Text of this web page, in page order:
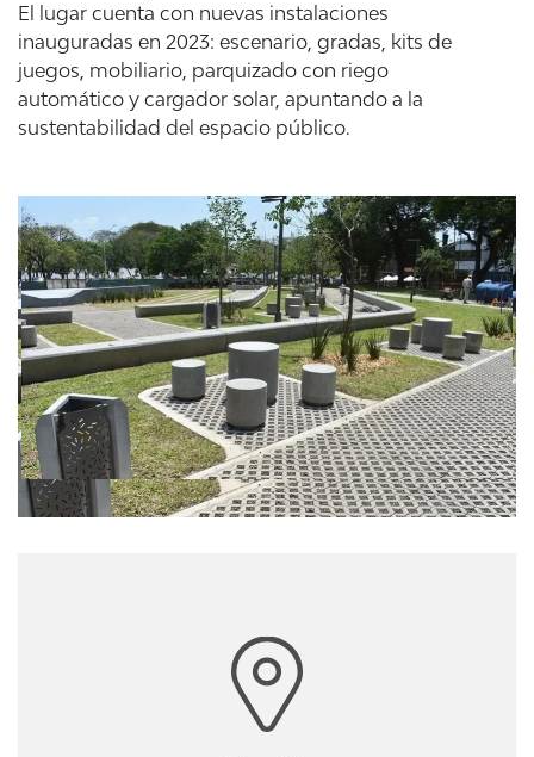
El lugar cuenta con nuevas instalaciones
inauguradas en 2023: escenario, gradas, kits de
juegos, mobiliario, parquizado con riego
automático y cargador solar, apuntando a la
sustentabilidad del espacio público.